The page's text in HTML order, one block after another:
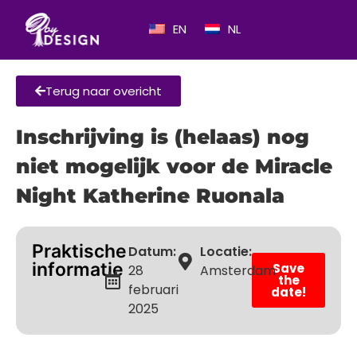
EN NL
Terug naar overicht
Inschrijving is (helaas) nog
niet mogelijk voor de Miracle
Night Katherine Ruonala
Praktische
informatie
Datum:
28
februari
2025
Save
the
date!
Locatie:
Amsterdam